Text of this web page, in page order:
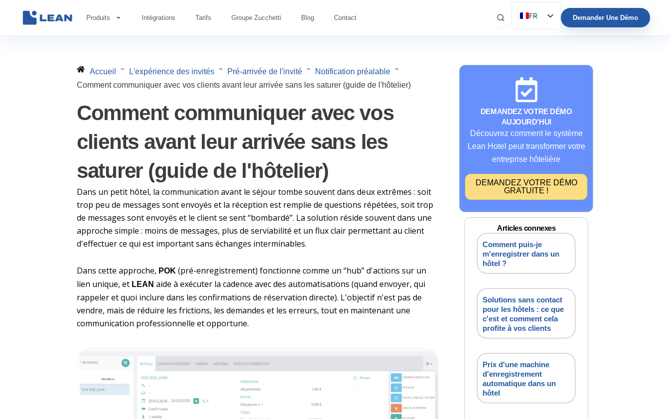
Produits Intégrations Tarifs Groupe Zucchetti Blog Contact
FR
ES
IT
DE
PT
Demander Une Démo
Accueil " L'expérience des invités " Pré-arrivée de l'invité " Notification préalable "
Comment communiquer avec vos clients avant leur arrivée sans les saturer (guide de l'hôtelier)
Comment communiquer avec vos
clients avant leur arrivée sans les
saturer (guide de l'hôtelier)
Dans un petit hôtel, la communication avant le séjour tombe souvent dans deux extrêmes : soit
trop peu de messages sont envoyés et la réception est remplie de questions répétées, soit trop
de messages sont envoyés et le client se sent “bombardé”. La solution réside souvent dans une
approche simple : moins de messages, plus de serviabilité et un flux clair permettant au client
d'effectuer ce qui est important sans échanges interminables.
Dans cette approche, POK (pré-enregistrement) fonctionne comme un “hub” d'actions sur un
lien unique, et LEAN aide à exécuter la cadence avec des automatisations (quand envoyer, qui
rappeler et quoi inclure dans les confirmations de réservation directe). L'objectif n'est pas de
vendre, mais de réduire les frictions, les demandes et les erreurs, tout en maintenant une
communication professionnelle et opportune.
DEMANDEZ VOTRE DÉMO
AUJOURD'HUI
Découvrez comment le système
Lean Hotel peut transformer votre
entreprise hôtelière
DEMANDEZ VOTRE DÉMO
GRATUITE !
Articles connexes
Comment puis-je
m'enregistrer dans un
hôtel ?
Solutions sans contact
pour les hôtels : ce que
c'est et comment cela
profite à vos clients
Prix d'une machine
d'enregistrement
automatique dans un
hôtel